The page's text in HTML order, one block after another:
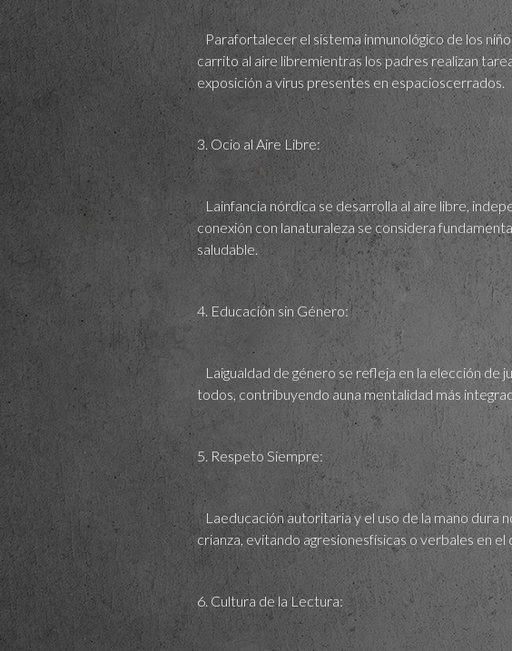
Parafortalecer el sistema inmunológico de los
carrito al aire libremientras los padres realizan
exposición a virus presentes en espacioscerrados.
3. Ocio al Aire Libre:
Lainfancia nórdica se desarrolla al aire libre,
conexión con lanaturaleza se considera
saludable.
4. Educación sin Género:
Laigualdad de género se refleja en la elección de
todos, contribuyendo auna mentalidad más
5. Respeto Siempre:
Laeducación autoritaria y el uso de la mano dura
crianza, evitando agresionesfísicas o verbales en el
6. Cultura de la Lectura: